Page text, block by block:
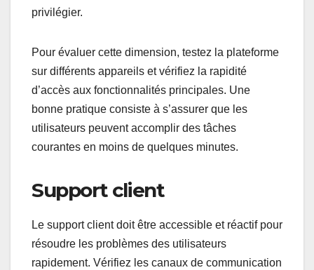
privilégier.
Pour évaluer cette dimension, testez la plateforme
sur différents appareils et vérifiez la rapidité
d’accès aux fonctionnalités principales. Une
bonne pratique consiste à s’assurer que les
utilisateurs peuvent accomplir des tâches
courantes en moins de quelques minutes.
Support client
Le support client doit être accessible et réactif pour
résoudre les problèmes des utilisateurs
rapidement. Vérifiez les canaux de communication